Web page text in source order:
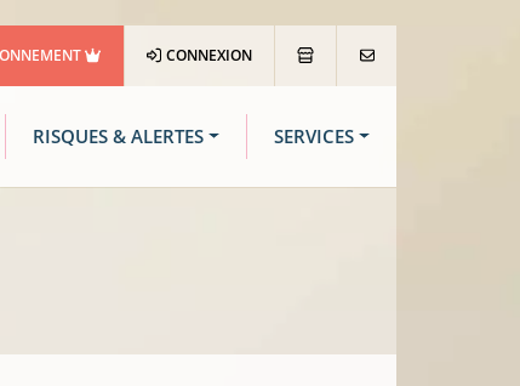
CONNEXION
RISQUES & ALERTES SERVICES